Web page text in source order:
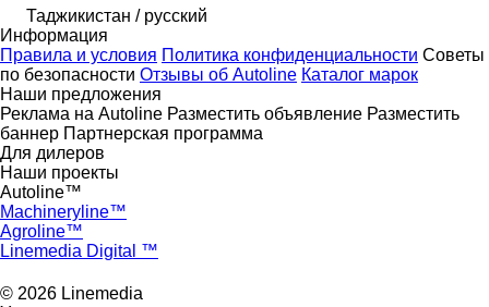
Таджикистан / русский
Информация
Правила и условия Политика конфиденциальности Советы
по безопасности Отзывы об Autoline Каталог марок
Наши предложения
Реклама на Autoline Разместить объявление Разместить
баннер Партнерская программа
Для дилеров
Наши проекты
Autoline™
Machineryline™
Agroline™
Linemedia Digital ™
© 2026 Linemedia